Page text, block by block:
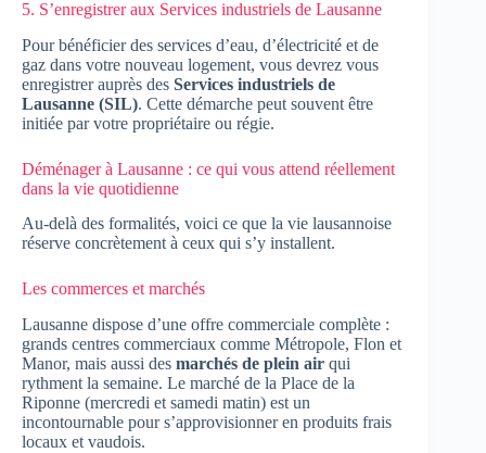
5. S’enregistrer aux Services industriels de Lausanne
Pour bénéficier des services d’eau, d’électricité et de
gaz dans votre nouveau logement, vous devrez vous
enregistrer auprès des Services industriels de
Lausanne (SIL). Cette démarche peut souvent être
initiée par votre propriétaire ou régie.
Déménager à Lausanne : ce qui vous attend réellement
dans la vie quotidienne
Au-delà des formalités, voici ce que la vie lausannoise
réserve concrètement à ceux qui s’y installent.
Les commerces et marchés
Lausanne dispose d’une offre commerciale complète :
grands centres commerciaux comme Métropole, Flon et
Manor, mais aussi des marchés de plein air qui
rythment la semaine. Le marché de la Place de la
Riponne (mercredi et samedi matin) est un
incontournable pour s’approvisionner en produits frais
locaux et vaudois.